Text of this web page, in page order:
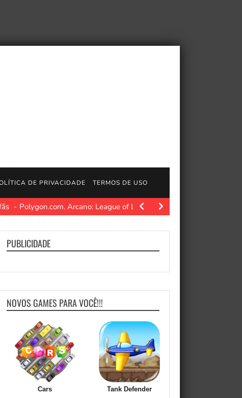
DE PRIVACIDADE TERMOS DE USO
Polygon.com. Arcano: League of Legends estabeleceu um novo
PUBLICIDADE
NOVOS GAMES PARA VOCÊ!!!
Cars Tank Defender